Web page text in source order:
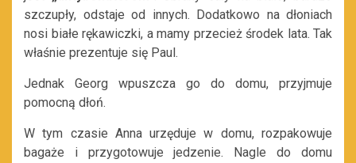
szczupły, odstaje od innych. Dodatkowo na dłoniach
nosi białe rękawiczki, a mamy przecież środek lata. Tak
właśnie prezentuje się Paul.
Jednak Georg wpuszcza go do domu, przyjmuje
pomocną dłoń.
W tym czasie Anna urzęduje w domu, rozpakowuje
bagaże i przygotowuje jedzenie. Nagle do domu